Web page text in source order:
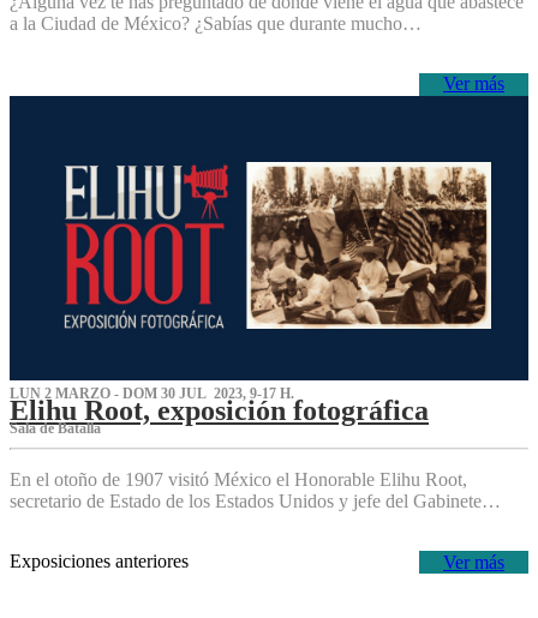
a la Ciudad de México? ¿Sabías que durante mucho…
Ver más
LUN 2 MARZO - DOM 30 JUL 2023, 9-17 H.
Elihu Root, exposición fotográfica
Sala de Batalla
En el otoño de 1907 visitó México el Honorable Elihu Root,
secretario de Estado de los Estados Unidos y jefe del Gabinete…
Ver más
Exposiciones anteriores